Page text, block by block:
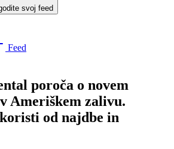
svoj feed
Feed
poroča o novem
Ameriškem zalivu.
od najdbe in